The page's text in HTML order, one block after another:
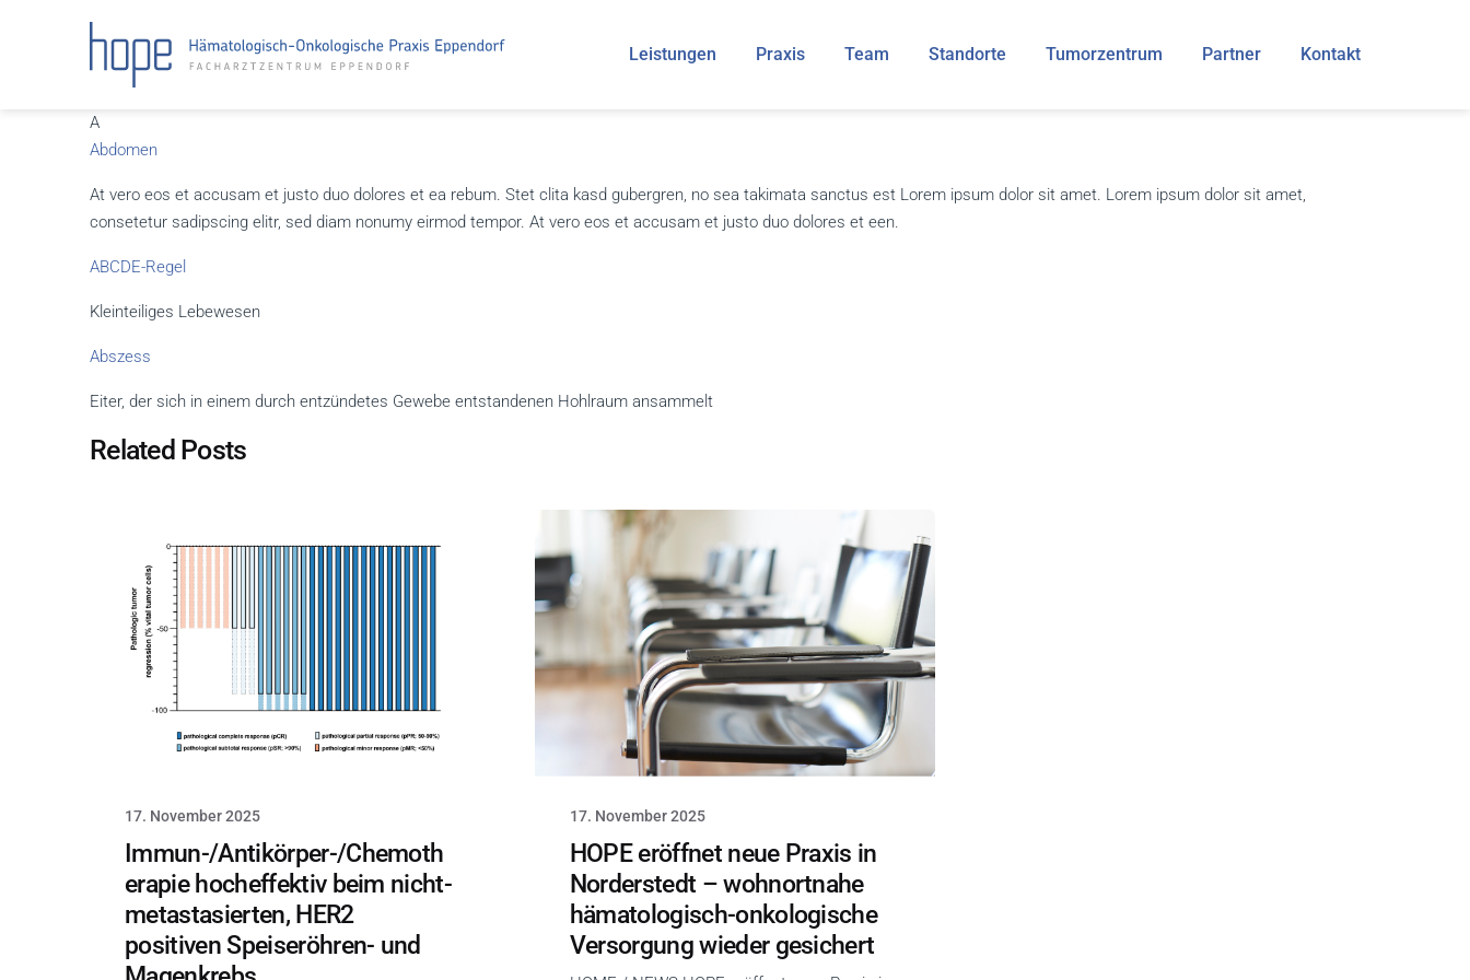
Leistungen Praxis Team Standorte Tumorzentrum Partner Kontakt
A
Abdomen
At vero eos et accusam et justo duo dolores et ea rebum. Stet clita kasd gubergren, no sea takimata sanctus est Lorem ipsum dolor sit amet. Lorem ipsum dolor sit amet,
consetetur sadipscing elitr, sed diam nonumy eirmod tempor. At vero eos et accusam et justo duo dolores et een.
ABCDE-Regel
Kleinteiliges Lebewesen
Abszess
Eiter, der sich in einem durch entzündetes Gewebe entstandenen Hohlraum ansammelt
Related Posts
17. November 2025
Immun-/Antikörper-/Chemoth
erapie hocheffektiv beim nicht-
metastasierten, HER2
positiven Speiseröhren- und
17. November 2025
HOPE eröffnet neue Praxis in
Norderstedt – wohnortnahe
hämatologisch-onkologische
Versorgung wieder gesichert